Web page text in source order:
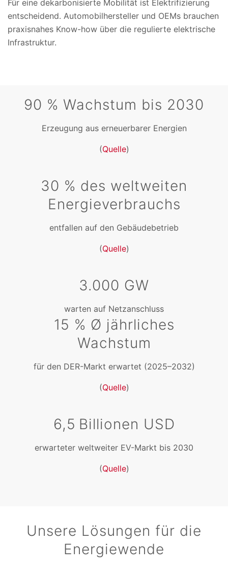
Für eine dekarbonisierte Mobilität ist Elektrifizierung
entscheidend. Automobilhersteller und OEMs brauchen
praxisnahes Know-how über die regulierte elektrische
Infrastruktur.
90 % Wachstum bis 2030
Erzeugung aus erneuerbarer Energien
(Quelle)
30 % des weltweiten
Energieverbrauchs
entfallen auf den Gebäudebetrieb
(Quelle)
3.000 GW
warten auf Netzanschluss
15 % Ø jährliches
Wachstum
für den DER-Markt erwartet (2025–2032)
(Quelle)
6,5 Billionen USD
erwarteter weltweiter EV-Markt bis 2030
(Quelle)
Unsere Lösungen für die
Energiewende